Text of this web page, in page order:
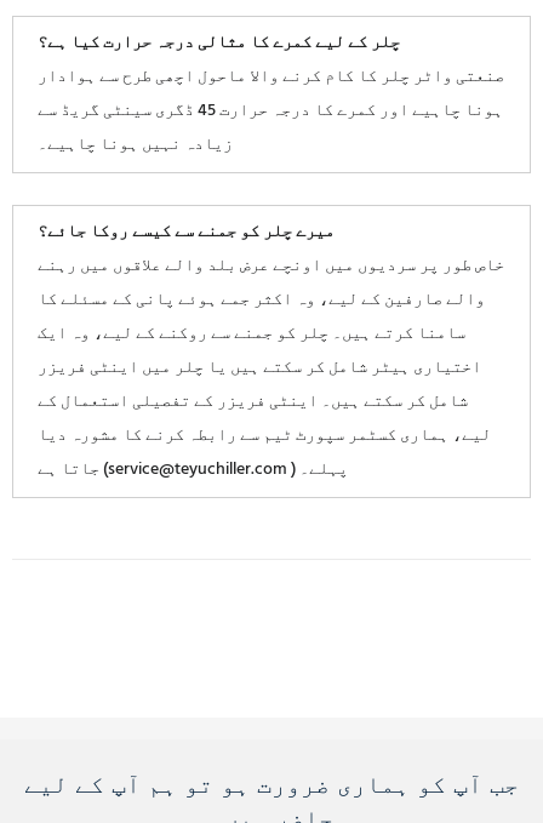
چلر کے لیے کمرے کا مثالی درجہ حرارت کیا ہے؟
صنعتی واٹر چلر کا کام کرنے والا ماحول اچھی طرح سے ہوادار
ہونا چاہیے اور کمرے کا درجہ حرارت 45 ڈگری سینٹی گریڈ سے
زیادہ نہیں ہونا چاہیے۔
میرے چلر کو جمنے سے کیسے روکا جائے؟
خاص طور پر سردیوں میں اونچے عرض بلد والے علاقوں میں رہنے
والے صارفین کے لیے، وہ اکثر جمے ہوئے پانی کے مسئلے کا
سامنا کرتے ہیں۔ چلر کو جمنے سے روکنے کے لیے، وہ ایک
اختیاری ہیٹر شامل کر سکتے ہیں یا چلر میں اینٹی فریزر
شامل کر سکتے ہیں۔ اینٹی فریزر کے تفصیلی استعمال کے
لیے، ہماری کسٹمر سپورٹ ٹیم سے رابطہ کرنے کا مشورہ دیا
جاتا ہے (service@teyuchiller.com ) پہلے۔
جب آپ کو ہماری ضرورت ہو تو ہم آپ کے لیے